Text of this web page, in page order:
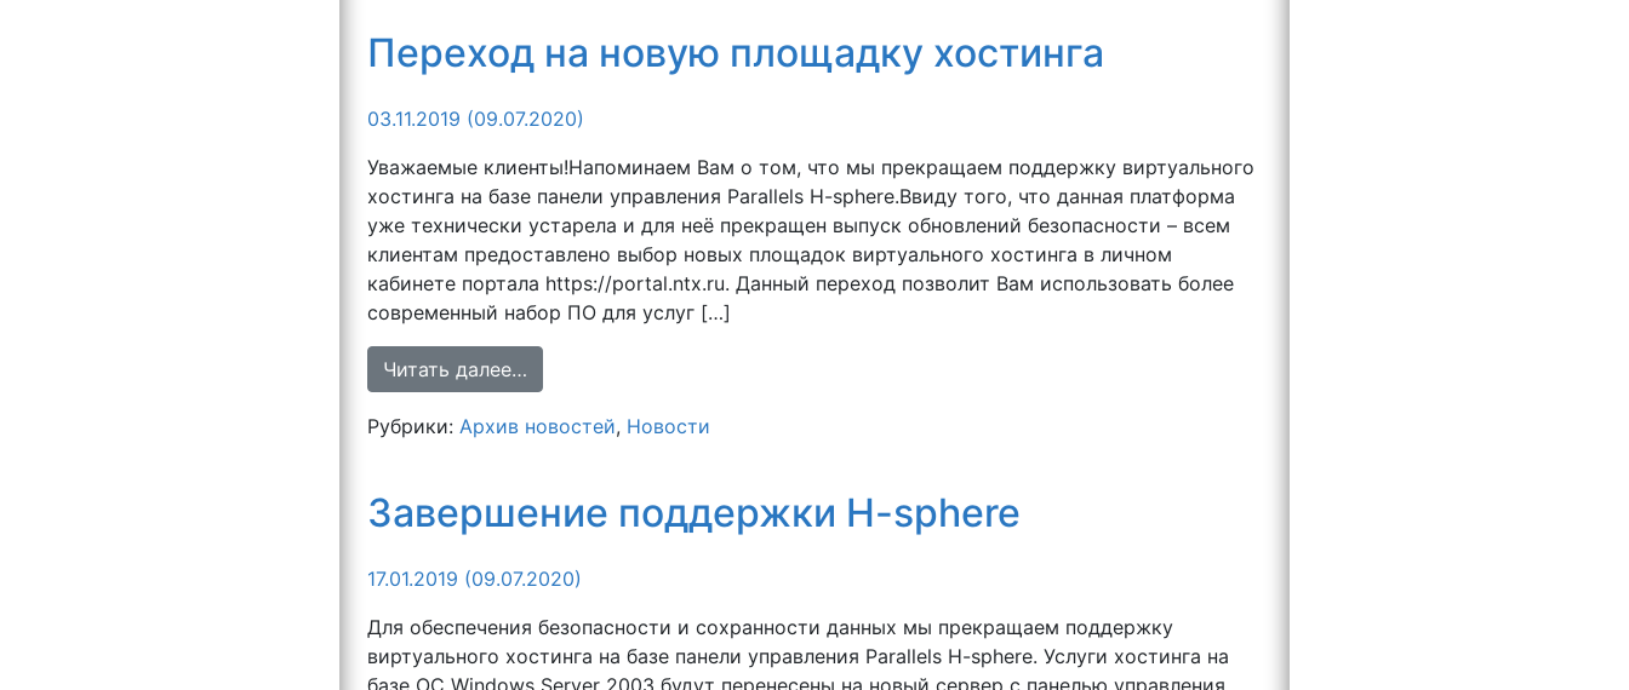
Переход на новую площадку хостинга
03.11.2019 (09.07.2020)
Уважаемые клиенты!Напоминаем Вам о том, что мы прекращаем поддержку виртуального
хостинга на базе панели управления Parallels H-sphere.Ввиду того, что данная платформа
уже технически устарела и для неё прекращен выпуск обновлений безопасности – всем
клиентам предоставлено выбор новых площадок виртуального хостинга в личном
кабинете портала https://portal.ntx.ru. Данный переход позволит Вам использовать более
современный набор ПО для услуг […]
Читать далее…
Рубрики: Архив новостей, Новости
Завершение поддержки H-sphere
17.01.2019 (09.07.2020)
Для обеспечения безопасности и сохранности данных мы прекращаем поддержку
виртуального хостинга на базе панели управления Parallels H-sphere. Услуги хостинга на
базе ОС Windows Server 2003 будут перенесены на новый сервер с панелью управления